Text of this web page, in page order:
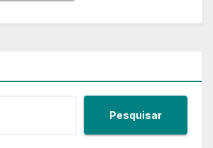
Pesquisar